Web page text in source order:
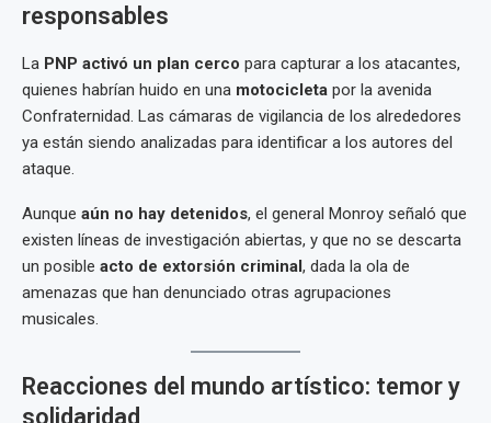
responsables
La PNP activó un plan cerco para capturar a los atacantes,
quienes habrían huido en una motocicleta por la avenida
Confraternidad. Las cámaras de vigilancia de los alrededores
ya están siendo analizadas para identificar a los autores del
ataque.
Aunque aún no hay detenidos, el general Monroy señaló que
existen líneas de investigación abiertas, y que no se descarta
un posible acto de extorsión criminal, dada la ola de
amenazas que han denunciado otras agrupaciones
musicales.
Reacciones del mundo artístico: temor y
solidaridad